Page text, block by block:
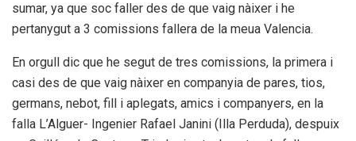
sumar, ya que soc faller des de que vaig nàixer i he
pertanygut a 3 comissions fallera de la meua Valencia.
En orgull dic que he segut de tres comissions, la primera i
casi des de que vaig nàixer en companyia de pares, tios,
germans, nebot, fill i aplegats, amics i companyers, en la
falla L’Alguer- Ingenier Rafael Janini (Illa Perduda), despuix